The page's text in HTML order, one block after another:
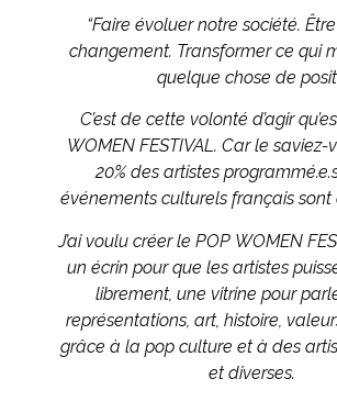
“Faire évoluer notre société.
changement. Transformer ce qui
quelque chose de
C’est de cette volonté d’agir
WOMEN FESTIVAL. Car le saviez-
20%des artistes
événements culturels français sont
J’ai voulu créer lePOP WOMEN
un écrin pour que les artistes
librement, une vitrine pour
représentations, art, histoire,
grâce à la pop culture et à des
et diverses.